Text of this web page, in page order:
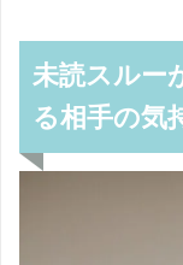
未読スルー
る相手の気